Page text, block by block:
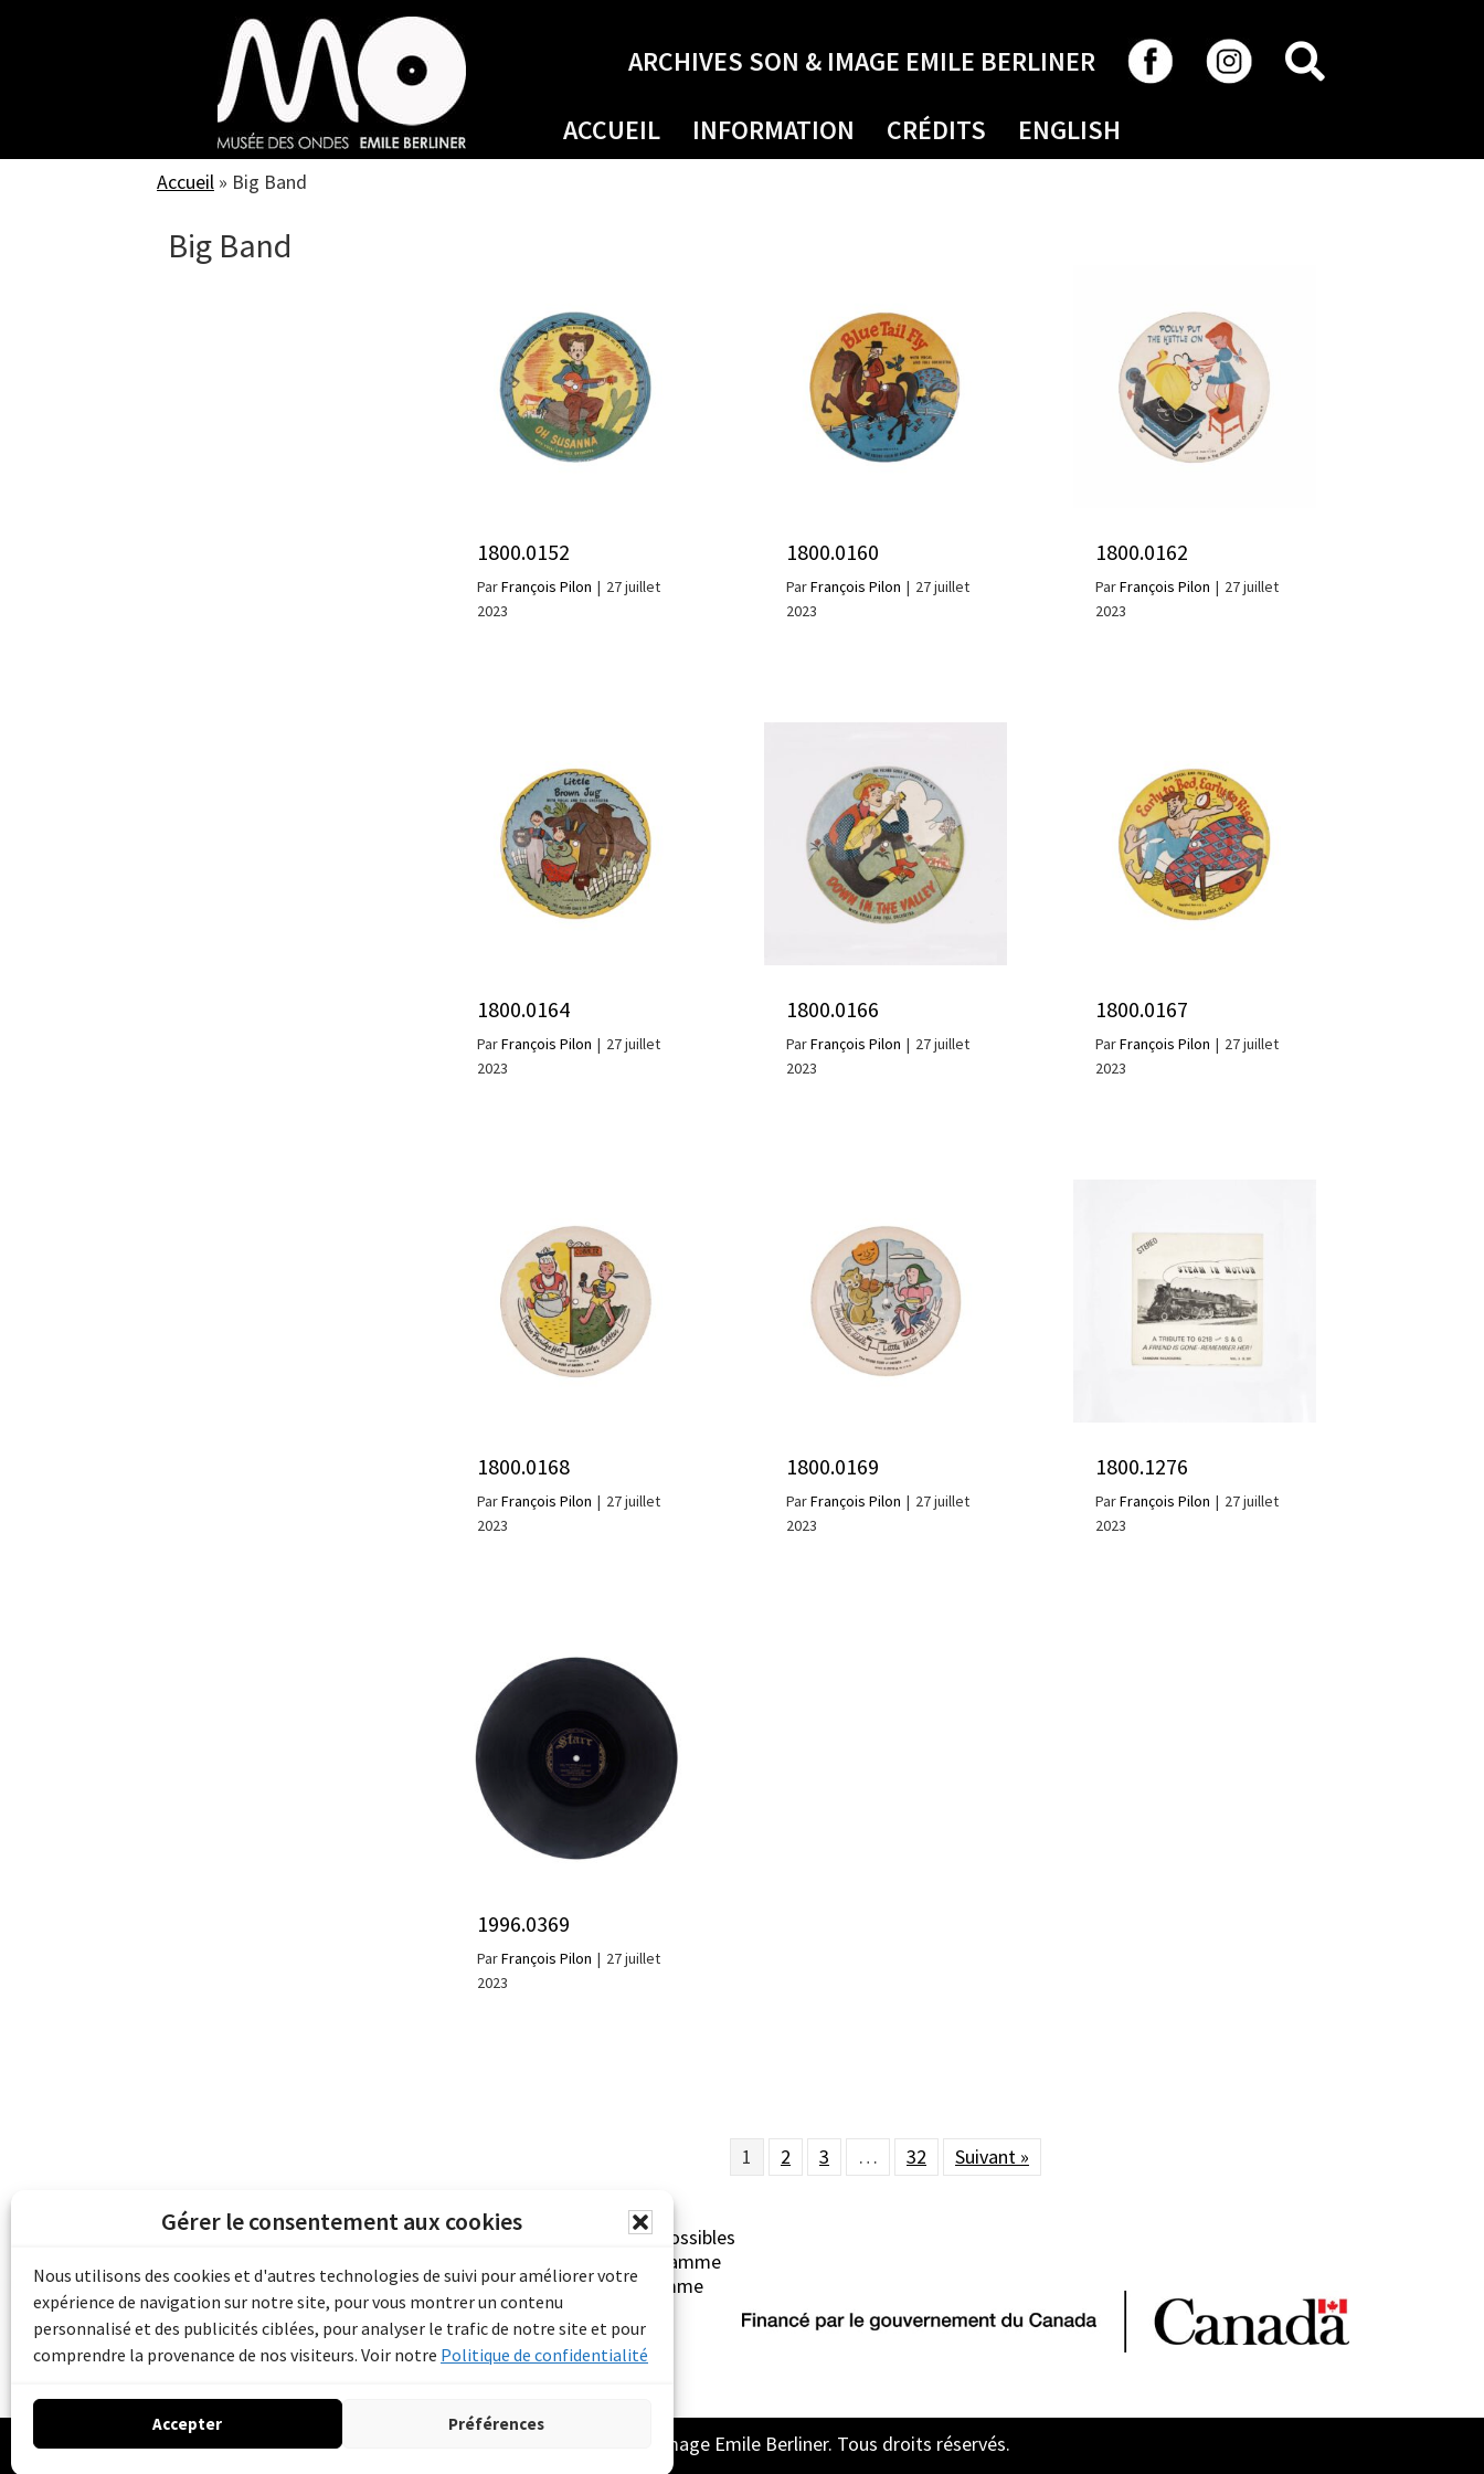
Gérer le consentement aux cookies
Nous utilisons des cookies et d'autres technologies de suivi pour améliorer votre
expérience de navigation sur notre site, pour vous montrer un contenu
personnalisé et des publicités ciblées, pour analyser le trafic de notre site et pour
comprendre la provenance de nos visiteurs. Voir notre Politique de confidentialité
Accepter Préférences
ARCHIVES SON & IMAGE EMILE BERLINER
ACCUEIL INFORMATION CRÉDITS ENGLISH
Accueil » Big Band
Big Band
1800.0152
ParFrançois Pilon | 27 juillet
2023
1800.0160
ParFrançois Pilon | 27 juillet
2023
1800.0162
ParFrançois Pilon | 27 juillet
2023
1800.0164
ParFrançois Pilon | 27 juillet
2023
1800.0166
ParFrançois Pilon | 27 juillet
2023
1800.0167
ParFrançois Pilon | 27 juillet
2023
1800.0168
ParFrançois Pilon | 27 juillet
2023
1800.0169
ParFrançois Pilon | 27 juillet
2023
1800.1276
ParFrançois Pilon | 27 juillet
2023
1996.0369
ParFrançois Pilon | 27 juillet
2023
1 2 3 … 32 Suivant »
Les archives du son et de l'image d'Emile Berliner sont rendues possibles
grâce au financement de Bibliothèque et Archives Canada (Programme
pour les collectivités du patrimoine documentaire) et du Programme
d'aide aux musées (Accès numérique au patrimoine).
© 2026 Archive son et image Emile Berliner. Tous droits réservés.